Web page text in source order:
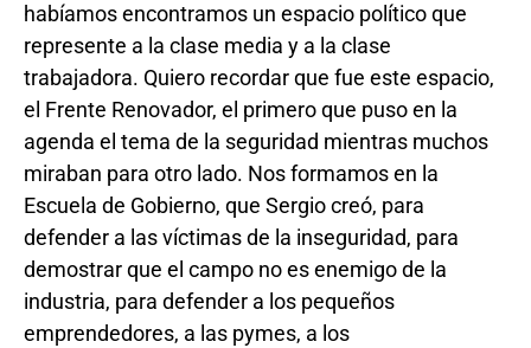
habíamos encontramos un espacio político que
represente a la clase media y a la clase
trabajadora. Quiero recordar que fue este espacio,
el Frente Renovador, el primero que puso en la
agenda el tema de la seguridad mientras muchos
miraban para otro lado. Nos formamos en la
Escuela de Gobierno, que Sergio creó, para
defender a las víctimas de la inseguridad, para
demostrar que el campo no es enemigo de la
industria, para defender a los pequeños
emprendedores, a las pymes, a los